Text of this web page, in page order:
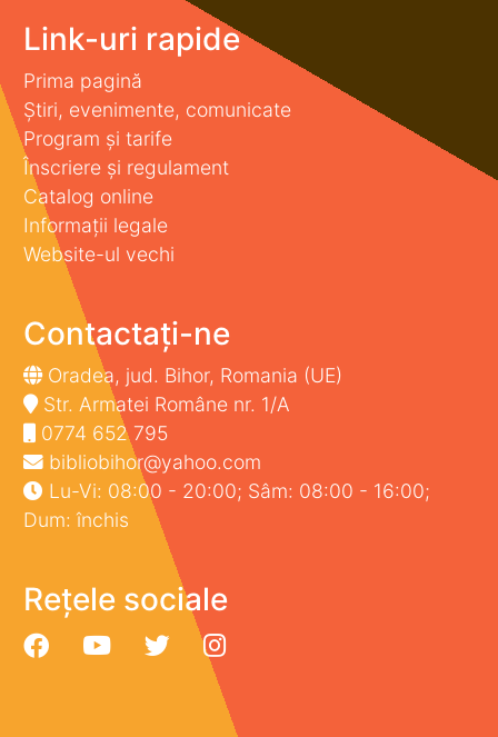
Link-uri rapide
Prima pagină
Știri, evenimente, comunicate
Program și tarife
Înscriere și regulament
Catalog online
Informații legale
Website-ul vechi
Contactați-ne
Oradea, jud. Bihor, Romania (UE)
Str. Armatei Române nr. 1/A
0774 652 795
bibliobihor@yahoo.com
Lu-Vi: 08:00 - 20:00; Sâm: 08:00 - 16:00;
Dum: închis
Rețele sociale